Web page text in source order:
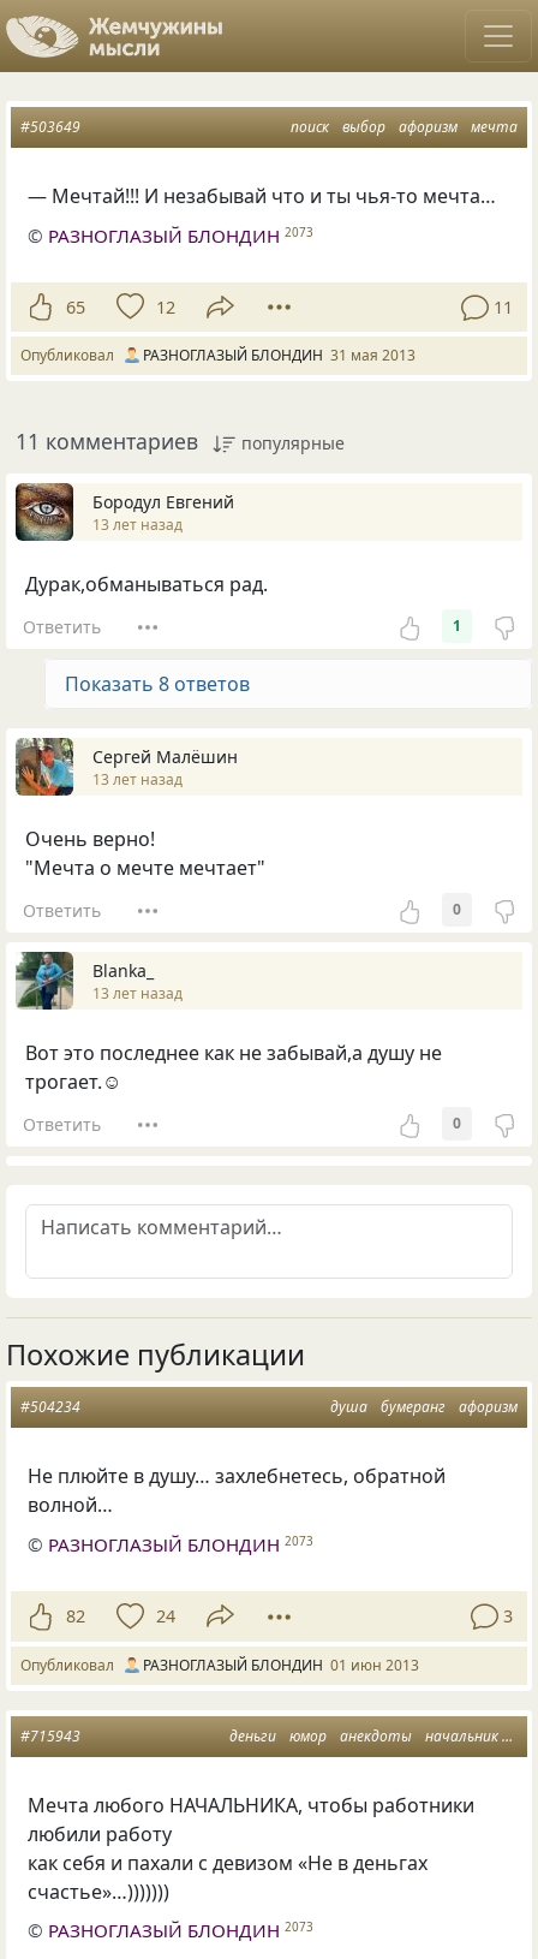
поиск выбор афоризм мечта
#503649
— Мечтай!!! И незабывай что и ты чья-то мечта…
© РАЗНОГЛАЗЫЙ БЛОНДИН 2073
65 12 11
Опубликовал РАЗНОГЛАЗЫЙ БЛОНДИН 31 мая 2013
11 комментариев популярные
Бородул Евгений
13 лет назад
Дурак,обманываться рад.
Ответить 1
Показать 8 ответов
Сергей Малёшин
13 лет назад
Очень верно!
"Мечта о мечте мечтает"
Ответить 0
Blanka_
13 лет назад
Вот это последнее как не забывай,а душу не
трогает.☺
Ответить 0
Похожие публикации
душа бумеранг афоризм
#504234
Не плюйте в душу… захлебнетесь, обратной
волной…
© РАЗНОГЛАЗЫЙ БЛОНДИН 2073
82 24 3
Опубликовал РАЗНОГЛАЗЫЙ БЛОНДИН 01 июн 2013
деньги юмор анекдоты начальник
#715943
Мечта любого НАЧАЛЬНИКА, чтобы работники
любили работу
как себя и пахали с девизом «Не в деньгах
счастье»…)))))))
© РАЗНОГЛАЗЫЙ БЛОНДИН 2073